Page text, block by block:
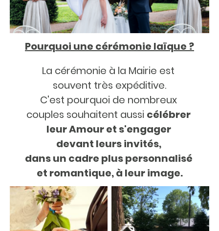
Pourquoi une cérémonie laïque ?
La cérémonie à la Mairie est
souvent très expéditive.
C'est pourquoi de nombreux
couples souhaitent aussi célébrer
leur Amour et s'engager
devant leurs invités,
dans un cadre plus personnalisé
et romantique, à leur image.